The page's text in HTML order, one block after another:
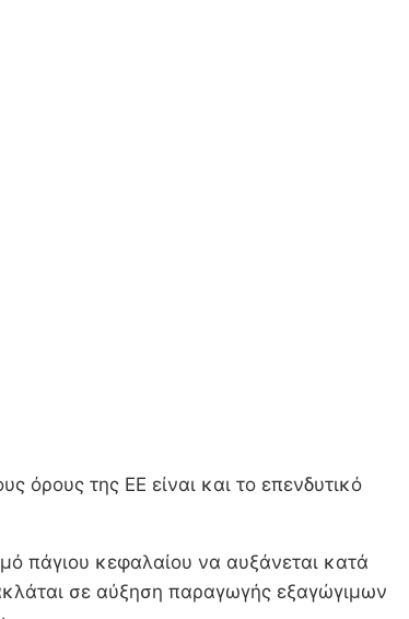
όρους της ΕΕ είναι και το επενδυτικό
πάγιου κεφαλαίου να αυξάνεται κατά
σε αύξηση παραγωγής εξαγώγιμων